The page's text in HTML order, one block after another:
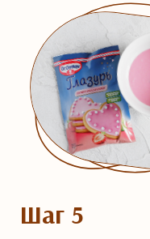
Шаг 5